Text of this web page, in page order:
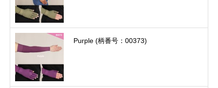
Purple (柄番号：00373)